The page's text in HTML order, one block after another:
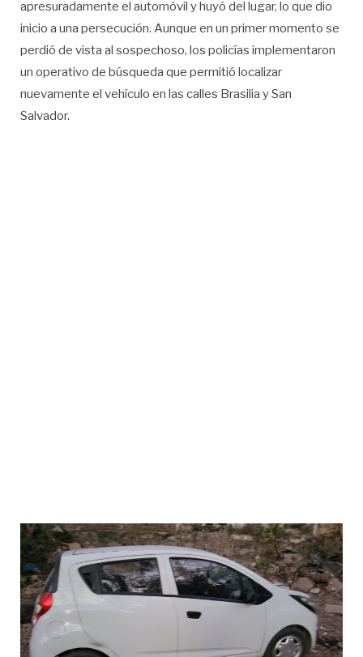
apresuradamente el automóvil y huyó del lugar, lo que dio
inicio a una persecución. Aunque en un primer momento se
perdió de vista al sospechoso, los policías implementaron
un operativo de búsqueda que permitió localizar
nuevamente el vehículo en las calles Brasilia y San
Salvador.